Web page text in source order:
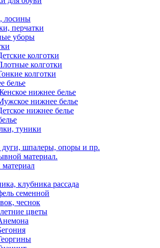
лосины
перчатки
уборы
колготки
колготки
колготки
белье
нижнее белье
нижнее белье
нижнее белье
туники
шпалеры, опоры и пр.
материал.
клубника рассада
семенной
чеснок
цветы